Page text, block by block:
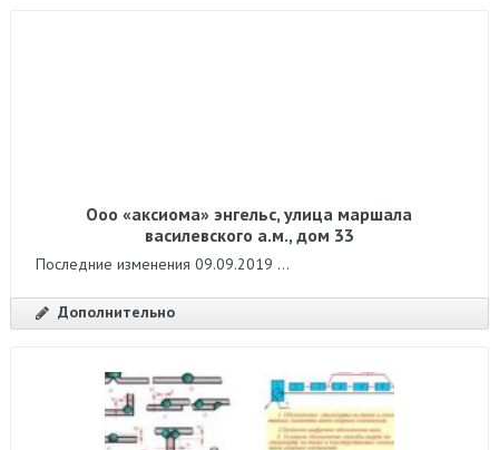
Ооо «аксиома» энгельс, улица маршала
василевского а.м., дом 33
Последние изменения 09.09.2019 ...
Дополнительно